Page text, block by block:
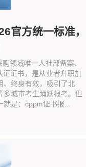
官方统一标准，
领域唯一人社部备案、
证证书，是从业者升职加
、终身有效，吸引了北
多城市考生踊跃报考。但
是：cppm证书报...